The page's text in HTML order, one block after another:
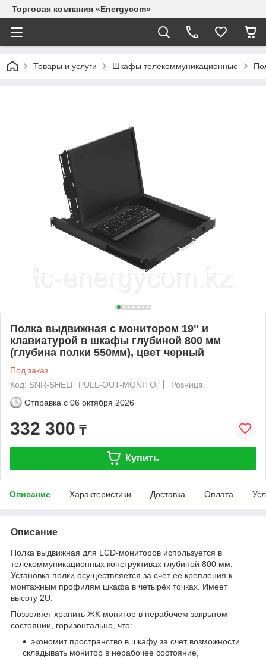
Торговая компания «Energycom»
Товары и услуги Шкафы телекоммуникационные
Полка выдвижная с монитором 19" и
клавиатурой в шкафы глубиной 800 мм
(глубина полки 550мм), цвет черный
Под заказ
Код: SNR-SHELF PULL-OUT-MONITO
Розница
Отправка с 06 октября 2026
332 300 ₸
Купить
Описание Характеристики Доставка Оплата
Описание
Полка выдвижная для LCD-мониторов используется в
телекоммуникационных конструктивах глубиной 800 мм.
Установка полки осуществляется за счёт её крепления к
монтажным профилям шкафа в четырёх точках. Имеет
высоту 2U.
Позволяет хранить ЖК-монитор в нерабочем закрытом
состоянии, горизонтально, что:
экономит пространство в шкафу за счет возможности
складывать монитор в нерабочее состояние,